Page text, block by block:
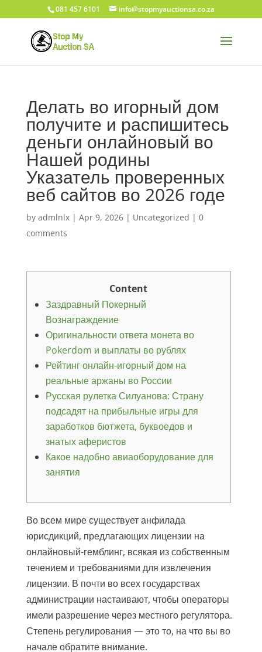
081 457 6101 info@stopmyauctionsa.co.za
Делать во игорный дом
получите и распишитесь
деньги онлайновый во
Нашей родины
Указатель проверенных
веб сайтов во 2026 годе
by admlnlx| Apr 9, 2026| Uncategorized | 0
comments
Content
Заздравный Покерный
Вознаграждение
Оригинальности ответа монета во
Pokerdom и выплаты во рублях
Рейтинг онлайн-игорный дом на
реальные аржаны во России
Русская рулетка Силуанова: Страну
подсадят на прибыльные игры для
заработков бютжета, буквоедов и
знатых аферистов
Какое надобно авиаоборудование для
занятия
Во всем мире существует анфилада
юрисдикций, предлагающих лицензии на
онлайновый-гемблинг, всякая из собственным
течением и требованиями для извлечения
лицензии. В почти во всех государствах
администрации настаивают, чтобы операторы
имели разрешение через местного регулятора.
Степень регулирования — это то, на что вы во
начале обратите внимание.